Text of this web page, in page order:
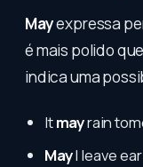
Mayexpressa
é mais polido que
indica uma
Itmayrain
MayI leave